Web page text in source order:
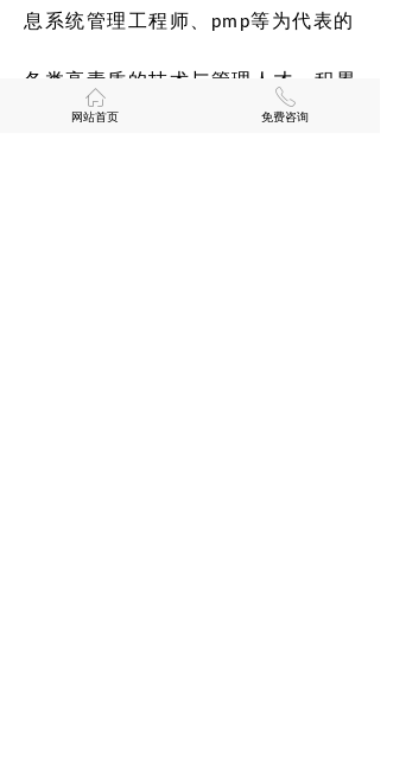
息系统管理工程师、pmp等为代表的
各类高素质的技术与管理人才，积累
ꀇ
网站首页
ꂅ
免费咨询